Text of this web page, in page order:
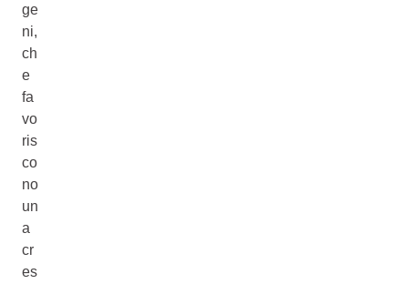
ge
ni,
ch
e
fa
vo
ris
co
no
un
a
cr
es